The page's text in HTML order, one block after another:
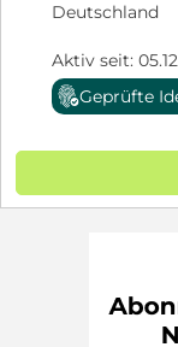
Deutschland
Aktiv seit:
Geprüfte